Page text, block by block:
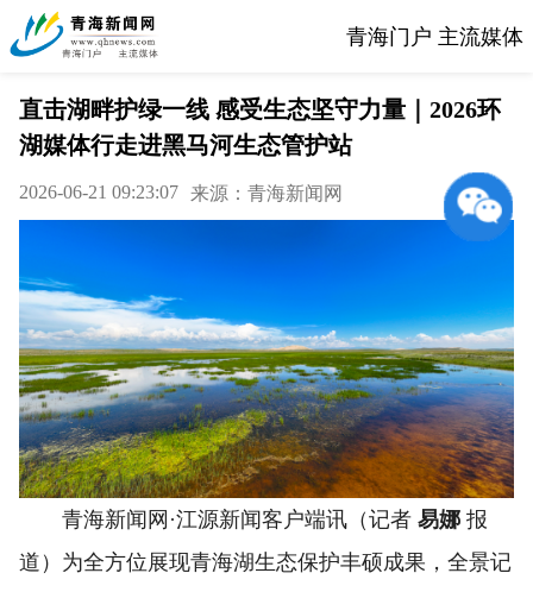
青海门户 主流媒体
直击湖畔护绿一线 感受生态坚守力量｜2026环
湖媒体行走进黑马河生态管护站
2026-06-21 09:23:07 来源：青海新闻网
青海新闻网·江源新闻客户端讯（记者 易娜 报
道）为全方位展现青海湖生态保护丰硕成果，全景记